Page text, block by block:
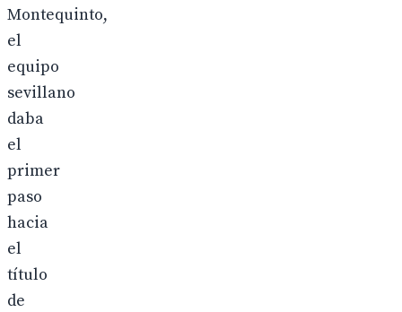
Montequinto,
el
equipo
sevillano
daba
el
primer
paso
hacia
el
título
de